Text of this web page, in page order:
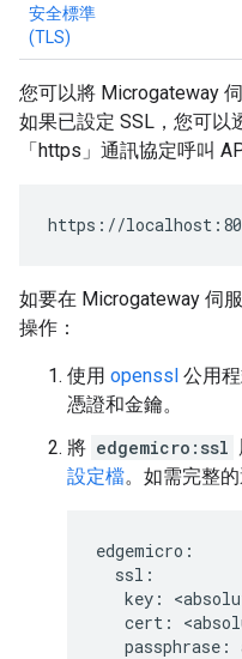
安全標準
(TLS)
您可以將 Microgateway
如果已設定 SSL，您可以
「https」通訊協定呼叫
https://
如要在 Microgateway 伺
操作：
使用 openssl 公用
憑證和金鑰。
將 edgemicro:ssl
設定檔。如需完整
edgemicro:
  ssl:
key:
cert:
passphrase: